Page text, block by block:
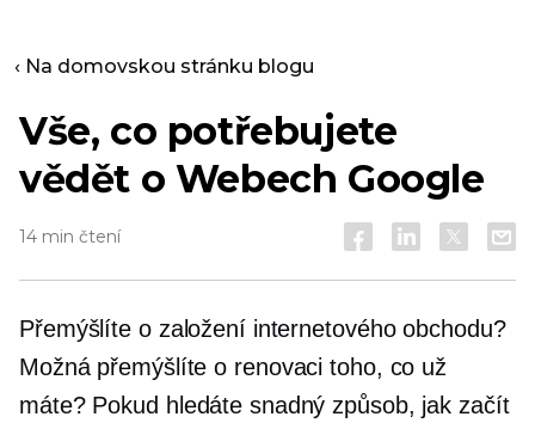
‹ Na domovskou stránku blogu
Vše, co potřebujete
vědět o Webech Google
14 min čtení
Přemýšlíte o založení internetového obchodu?
Možná přemýšlíte o renovaci toho, co už
máte? Pokud hledáte snadný způsob, jak začít